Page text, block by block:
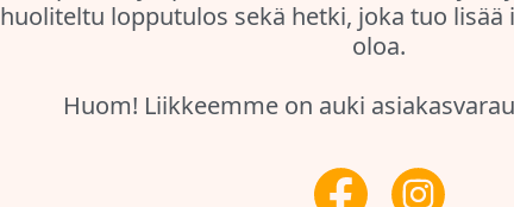
huoliteltu lopputulos sekä hetki, joka tuo lisää
oloa.
Huom! Liikkeemme on auki